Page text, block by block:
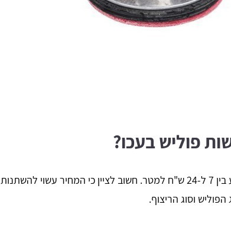
פוליש בעכו?
המחיר לפוליש לרצפה נע בין 7 ל-24 ש"ח למטר. חשוב לציין כי המחיר עשוי להשתנות
וסוג הריצוף.